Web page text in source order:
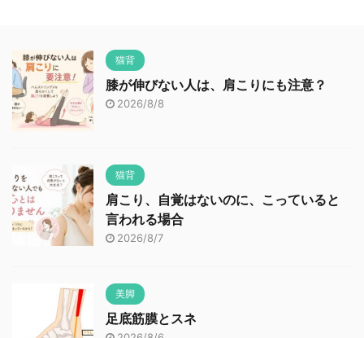
猫背
膝が伸びない人は、肩こりにも注意？
2026/8/8
猫背
肩こり、自覚はないのに、こっていると
言われる場合
2026/8/7
美脚
足底筋膜とスネ